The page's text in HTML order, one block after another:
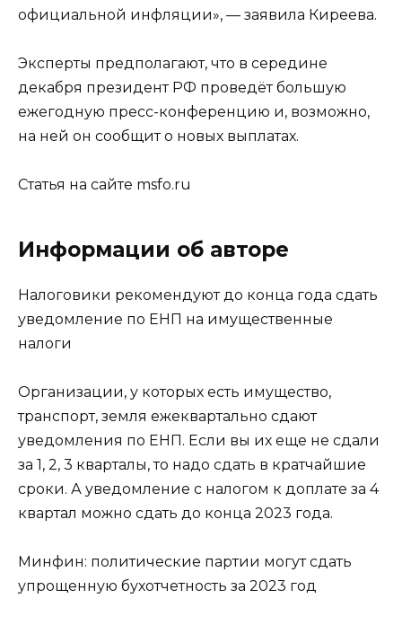
официальной инфляции», — заявила Киреева.
Эксперты предполагают, что в середине
декабря президент РФ проведёт большую
ежегодную пресс-конференцию и, возможно,
на ней он сообщит о новых выплатах.
Статья на сайте msfo.ru
Информации об авторе
Налоговики рекомендуют до конца года сдать
уведомление по ЕНП на имущественные
налоги
Организации, у которых есть имущество,
транспорт, земля ежеквартально сдают
уведомления по ЕНП. Если вы их еще не сдали
за 1, 2, 3 кварталы, то надо сдать в кратчайшие
сроки. А уведомление с налогом к доплате за 4
квартал можно сдать до конца 2023 года.
Минфин: политические партии могут сдать
упрощенную бухотчетность за 2023 год